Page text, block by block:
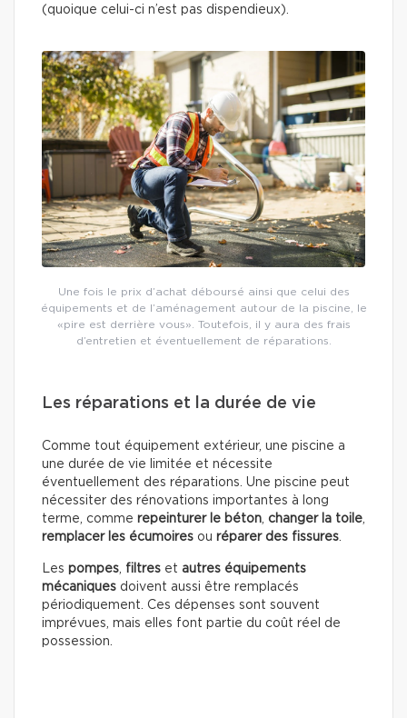
(quoique celui-ci n’est pas dispendieux).
Une fois le prix d’achat déboursé ainsi que celui des
équipements et de l’aménagement autour de la piscine, le
«pire est derrière vous». Toutefois, il y aura des frais
d’entretien et éventuellement de réparations.
Les réparations et la durée de vie
Comme tout équipement extérieur, une piscine a
une durée de vie limitée et nécessite
éventuellement des réparations. Une piscine peut
nécessiter des rénovations importantes à long
terme, comme repeinturer le béton changer la toile
remplacer les écumoires ou réparer des fissures
Les pompes filtres et autres équipements
mécaniques doivent aussi être remplacés
périodiquement. Ces dépenses sont souvent
imprévues, mais elles font partie du coût réel de
possession.